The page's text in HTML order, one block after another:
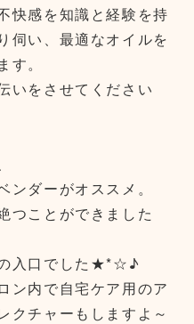
快感を知識と経験を持
伺い、最適なオイルを
。
いをさせてください
ンダーがオススメ。
つことができました
入口でした★*☆♪
ン内で自宅ケア用のア
クチャーもしますよ～